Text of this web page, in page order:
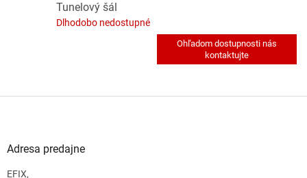
Tunelový šál
Dlhodobo nedostupné
Adresa predajne
EFIX,